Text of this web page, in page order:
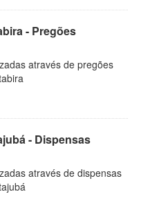
- Pregões
através de pregões
- Dispensas
através de dispensas